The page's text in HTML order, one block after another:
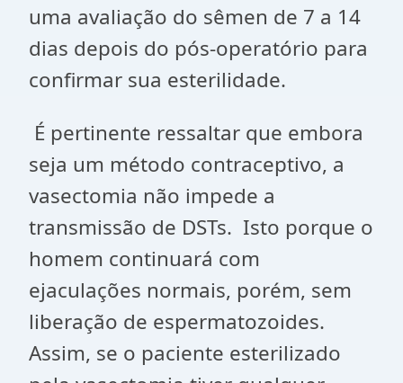
uma avaliação do sêmen de 7 a 14
dias depois do pós-operatório para
confirmar sua esterilidade.
É pertinente ressaltar que embora
seja um método contraceptivo, a
vasectomia não impede a
transmissão de DSTs. Isto porque o
homem continuará com
ejaculações normais, porém, sem
liberação de espermatozoides.
Assim, se o paciente esterilizado